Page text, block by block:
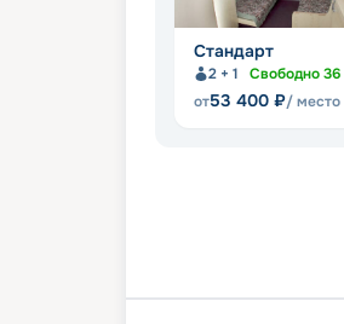
Стандарт
2 + 1 Свободно36
от53 400 ₽/ место